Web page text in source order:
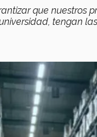
que
tengan las